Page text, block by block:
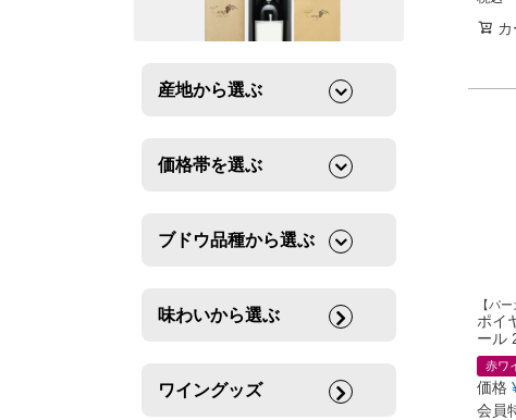
産地から選ぶ
価格帯を選ぶ
ブドウ品種から選ぶ
味わいから選ぶ
ワイングッズ
【パ
ポイ
ール
赤ワ
価格
会員